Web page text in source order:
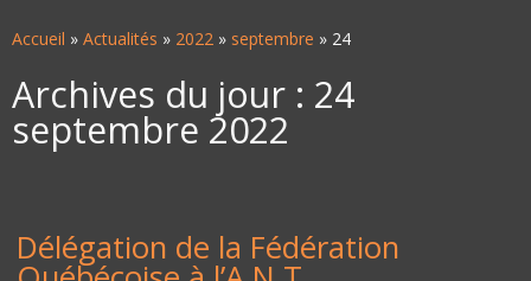
auAccueil » Actualités » 2022 » septembre » 24
Archives du jour : 24
septembre 2022
Délégation de la Fédération